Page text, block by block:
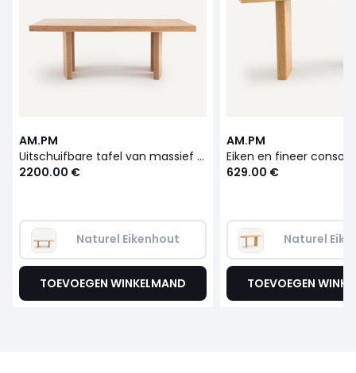
AM.PM
Uitschuifbare tafel van massief eikenhout, Olaga
2200.00 €
Naturel Eikenhout
TOEVOEGEN WINKELMAND
AM.PM
629.00 €
Naturel
TOEVOEGEN